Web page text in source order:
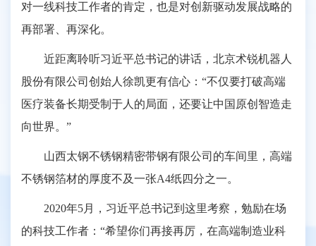
对一线科技工作者的肯定，也是对创新驱动发展战略的
再部署、再深化。
近距离聆听习近平总书记的讲话，北京术锐机器人
股份有限公司创始人徐凯更有信心：“不仅要打破高端
医疗装备长期受制于人的局面，还要让中国原创智造走
向世界。”
山西太钢不锈钢精密带钢有限公司的车间里，高端
不锈钢箔材的厚度不及一张A4纸四分之一。
2020年5月，习近平总书记到这里考察，勉励在场
的科技工作者：“希望你们再接再厉，在高端制造业科